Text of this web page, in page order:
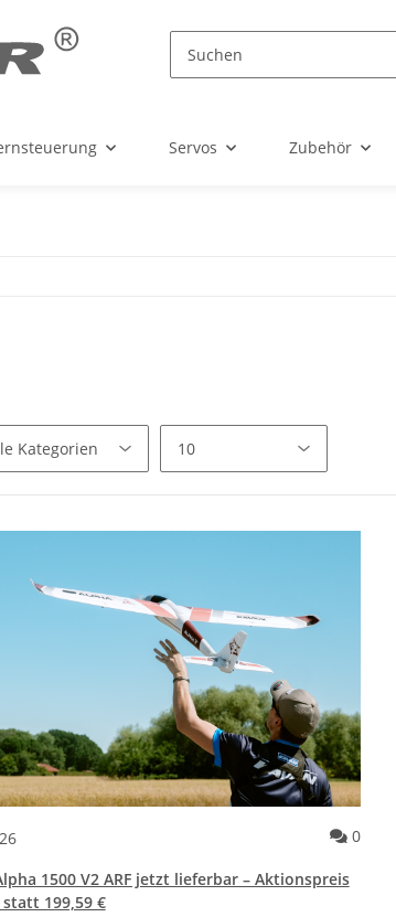
Servos Zubehör
Artikel E-flite Micro OV-10 Bronco 645 mm –0
1500 V2 ARF jetzt lieferbar – Aktionspreis
statt 199,59 €